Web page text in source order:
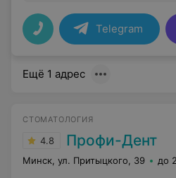
Telegram
Ещё 1 адрес
СТОМАТОЛОГИЯ
4.8 Профи-Дент
Минск, ул. Притыцкого, 39 до